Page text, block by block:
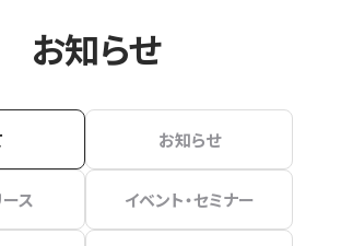
お知らせ
お知らせ
ス イベント・セミナー